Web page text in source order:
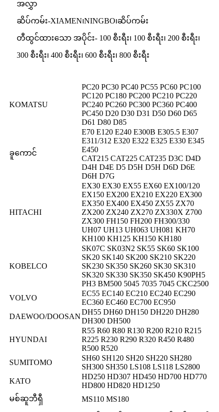
အလွှာ
ဆိပ်ကမ်း-XIAMEN၊NINGBO၊ဆိပ်ကမ်း
တီထွင်ထားသော အပိုင်း- 100 စီးရီး၊ 100 စီးရီး၊ 200 စီးရီး၊
300 စီးရီး၊ 400 စီးရီး၊ 600 စီးရီး၊ 800 စီးရီး
KOMATSU
PC20 PC30 PC40 PC55 PC60 PC100
PC120 PC180 PC200 PC210 PC220
PC240 PC260 PC300 PC360 PC400
PC450 D20 D30 D31 D50 D60 D65
D61 D80 D85
ခူကောင်
E70 E120 E240 E300B E305.5 E307
E311/312 E320 E322 E325 E330 E345
E450
CAT215 CAT225 CAT235 D3C D4D
D4H D4E D5 D5H D5H D6D D6E
D6H D7G
HITACHI
EX30 EX30 EX55 EX60 EX100/120
EX150 EX200 EX210 EX220 EX300
EX350 EX400 EX450 ZX55 ZX70
ZX200 ZX240 ZX270 ZX330X Z700
ZX300 FH150 FH200 FH300/330
UH07 UH13 UH063 UH081 KH70
KH100 KH125 KH150 KH180
KOBELCO
SK07C SK03N2 SK55 SK60 SK100
SK20 SK140 SK200 SK210 SK220
SK230 SK350 SK260 SK30 SK310
SK320 SK330 SK350 SK450 K90PH5
PH3 BM500 5045 7035 7045 CKC2500
VOLVO
EC55 EC140 EC210 EC240 EC290
EC360 EC460 EC700 EC950
DAEWOO/DOOSAN
DH55 DH60 DH150 DH220 DH280
DH300 DH500
HYUNDAI
R55 R60 R80 R130 R200 R210 R215
R225 R230 R290 R320 R450 R480
R500 R520
SUMITOMO
SH60 SH120 SH20 SH220 SH280
SH300 SH350 LS108 LS118 LS2800
KATO
HD250 HD307 HD450 HD700 HD770
HD800 HD820 HD1250
မစ်ဆူဘီရှီ
MS110 MS180